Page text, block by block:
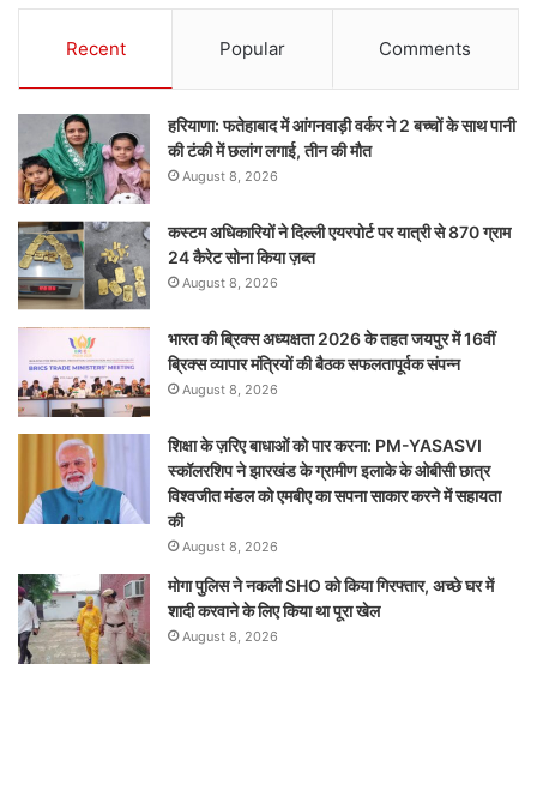
Recent Popular Comments
हरियाणा: फतेहाबाद में आंगनवाड़ी वर्कर ने 2 बच्चों के साथ पानी
की टंकी में छलांग लगाई, तीन की मौत
August 8, 2026
कस्टम अधिकारियों ने दिल्ली एयरपोर्ट पर यात्री से 870 ग्राम
24 कैरेट सोना किया ज़ब्त
August 8, 2026
भारत की ब्रिक्‍स अध्यक्षता 2026 के तहत जयपुर में 16वीं
ब्रिक्‍स व्यापार मंत्रियों की बैठक सफलतापूर्वक संपन्न
August 8, 2026
शिक्षा के ज़रिए बाधाओं को पार करना: PM-YASASVI
स्कॉलरशिप ने झारखंड के ग्रामीण इलाके के ओबीसी छात्र
विश्वजीत मंडल को एमबीए का सपना साकार करने में सहायता
की
August 8, 2026
मोगा पुलिस ने नकली SHO को किया गिरफ्तार, अच्छे घर में
शादी करवाने के लिए किया था पूरा खेल
August 8, 2026